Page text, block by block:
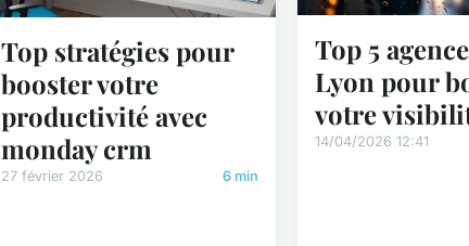
Top stratégies pour
booster votre
productivité avec
monday crm
27 février 2026 6 min
Top 5
Lyon pour
votre
14/04/2026 12:41